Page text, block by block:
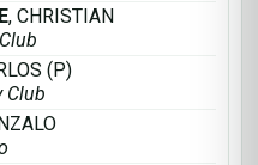
, CHRISTIAN
(P)
Club